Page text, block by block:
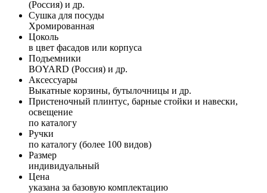
(Россия) и др.
Сушка для посуды
Хромированная
Цоколь
в цвет фасадов или корпуса
Подъемники
BOYARD (Россия) и др.
Аксессуары
Выкатные корзины, бутылочницы и др.
Пристеночный плинтус, барные стойки и навески,
освещение
по каталогу
Ручки
по каталогу (более 100 видов)
Размер
индивидуальный
Цена
указана за базовую комплектацию